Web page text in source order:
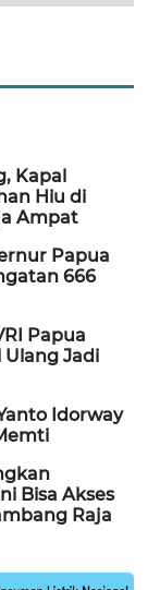
Kapal
Hiu di
Ampat
Papua
666
Papua
Jadi
Idorway
Bisa Akses
Raja